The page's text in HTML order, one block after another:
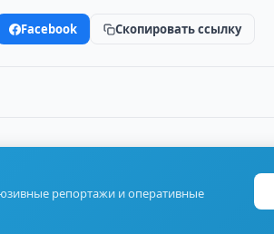
Facebook Скопировать ссылку
репортажи и оперативные